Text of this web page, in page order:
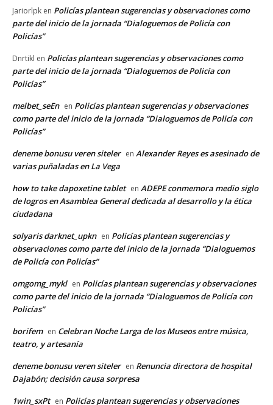
Jariorlpk en Policías plantean sugerencias y observaciones como
parte del inicio de la jornada “Dialoguemos de Policía con
Policías”
Dnrtikl en Policías plantean sugerencias y observaciones como
parte del inicio de la jornada “Dialoguemos de Policía con
Policías”
melbet_seEn en Policías plantean sugerencias y observaciones
como parte del inicio de la jornada “Dialoguemos de Policía con
Policías”
deneme bonusu veren siteler en Alexander Reyes es asesinado de
varias puñaladas en La Vega
how to take dapoxetine tablet en ADEPE conmemora medio siglo
de logros en Asamblea General dedicada al desarrollo y la ética
ciudadana
solyaris darknet_upkn en Policías plantean sugerencias y
observaciones como parte del inicio de la jornada “Dialoguemos
de Policía con Policías”
omgomg_mykl en Policías plantean sugerencias y observaciones
como parte del inicio de la jornada “Dialoguemos de Policía con
Policías”
borifem en Celebran Noche Larga de los Museos entre música,
teatro, y artesanía
deneme bonusu veren siteler en Renuncia directora de hospital
Dajabón; decisión causa sorpresa
1win_sxPt en Policías plantean sugerencias y observaciones